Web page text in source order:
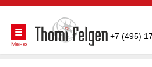
+7 (495)
Меню